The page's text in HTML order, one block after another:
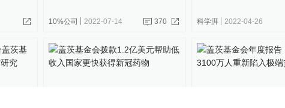
10%公司 2022-07-14 370 科学湃 2022-04-26